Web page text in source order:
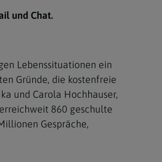
und Chat.
Lebenssituationen ein
Gründe, die kostenfreie
und Carola Hochhauser,
860 geschulte
Gespräche,